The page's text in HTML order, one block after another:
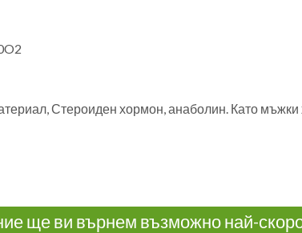
Стероиден хормон, анаболин. Като
ще ви върнем възможно най-